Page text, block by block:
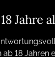
Jahre
18 Jahren